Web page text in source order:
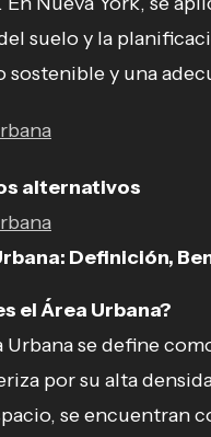
suelo y la
y una
alternativos
Definición,
el Área Urbana?
Urbana se define
por su alta
se encuentran